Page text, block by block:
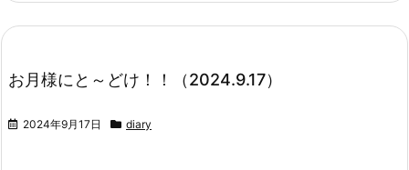
お月様にと～どけ！！（2024.9.17）
2024年9月17日 diary